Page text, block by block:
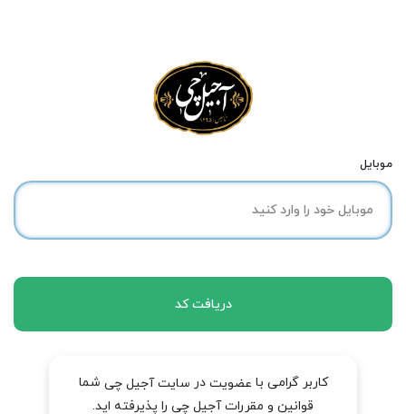
موبایل
دریافت کد
کاربر گرامی با عضویت در سایت آجیل چی شما
قوانین و مقررات آجیل چی را پذیرفته اید.